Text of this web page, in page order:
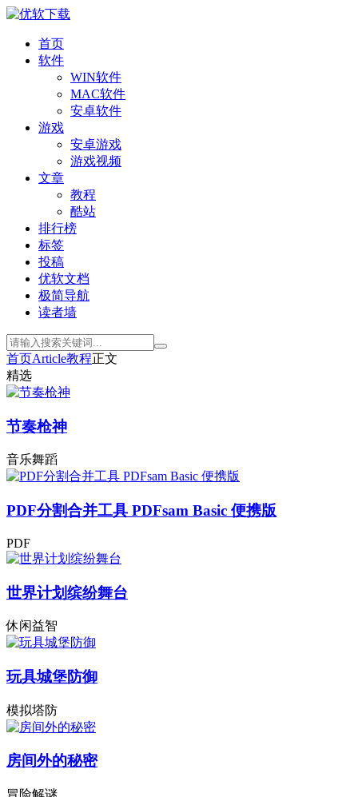
首页
软件
WIN软件
MAC软件
安卓软件
游戏
安卓游戏
游戏视频
文章
教程
酷站
排行榜
标签
投稿
优软文档
极简导航
读者墙
首页Article教程正文
精选
节奏枪神
音乐舞蹈
PDF分割合并工具 PDFsam Basic 便携版
PDF
世界计划缤纷舞台
休闲益智
玩具城堡防御
模拟塔防
房间外的秘密